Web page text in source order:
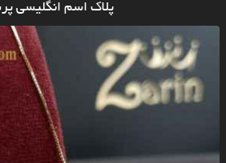
پلاک اسم انگلیسی